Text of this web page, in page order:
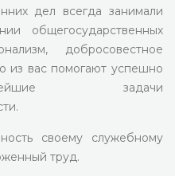
дел всегда занимали
общегосударственных
добросовестное
из вас помогают успешно
задачи
своему служебному
труд.